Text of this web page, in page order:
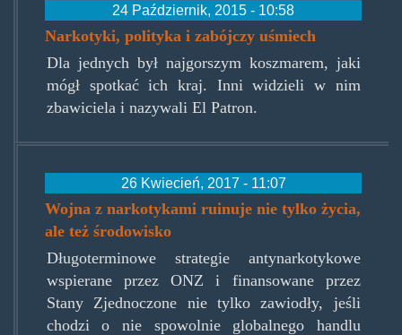
24 Październik, 2015 - 10:58
Narkotyki, polityka i zabójczy uśmiech
Dla jednych był najgorszym koszmarem, jaki
mógł spotkać ich kraj. Inni widzieli w nim
zbawiciela i nazywali El Patron.
26 Kwiecień, 2017 - 11:07
Wojna z narkotykami ruinuje nie tylko życia,
ale też środowisko
Długoterminowe strategie antynarkotykowe
wspierane przez ONZ i finansowane przez
Stany Zjednoczone nie tylko zawiodły, jeśli
chodzi o nie spowolnie globalnego handlu